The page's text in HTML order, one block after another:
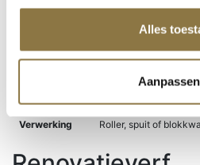
Alles
Aanpassen
Droogtijd Stofdroog na 1 uur,
Verdunnen met
Verwerking Roller, spuit of